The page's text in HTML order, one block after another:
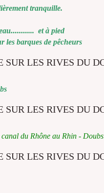
tranquille.
et à pied
les barques de pêcheurs
du Rhône au Rhin - Doubs